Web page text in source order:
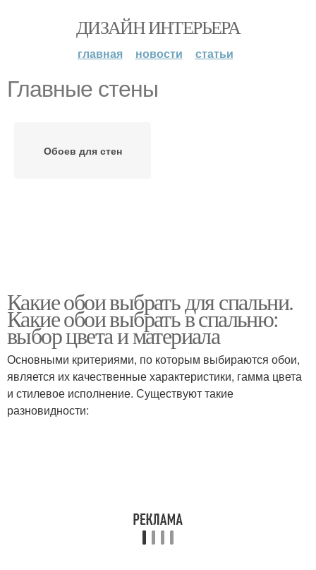
ДИЗАЙН ИНТЕРЬЕРА
главная новости статьи
Главные стены
Обоев для стен
Какие обои выбрать для спальни.
Какие обои выбрать в спальню:
выбор цвета и материала
Основными критериями, по которым выбираются обои,
является их качественные характеристики, гамма цвета
и стилевое исполнение. Существуют такие
разновидности: